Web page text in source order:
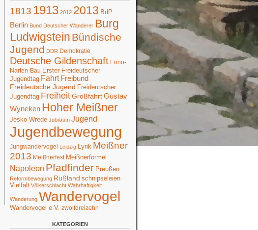
1813 1913 2012 2013 BdP
Berlin Bund Deutscher Wanderer Burg
Ludwigstein Bündische
Jugend DDR Demokratie
Deutsche Gildenschaft Enno-
Narten-Bau Erster Freideutscher
Jugendtag Fahrt Freibund
Freideutsche Jugend Freideutscher
Jugendtag FreiheitGroßfahrtGustav
Wyneken Hoher Meißner
Jesko Wrede Jubiläum Jugend
Jugendbewegung
Jungwandervogel Leipzig Lyrik Meißner
2013 Meißnerfest Meißnerformel
Napoleon Pfadfinder Preußen
Reformbewegung Rußland schnipseleien
Vielfalt Völkerschlacht Wahrhaftigkeit
Wanderung Wandervogel
Wandervogel e.V. zwölfdreizehn
KATEGORIEN